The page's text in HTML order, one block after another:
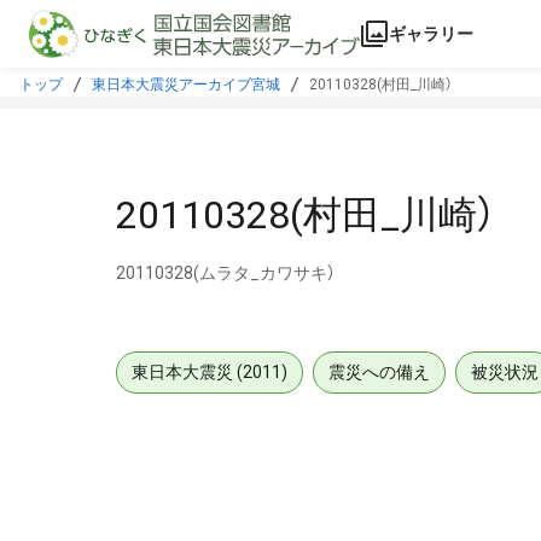
本文に飛ぶ
ギャラリー
トップ 東日本大震災アーカイブ宮城 20110328(村田_川崎）
20110328(村田_川崎）
20110328(ムラタ_カワサキ）
東日本大震災 (2011) 震災への備え 被災状況